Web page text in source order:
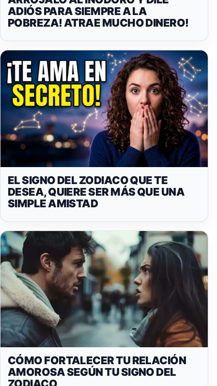
ADIÓS PARA SIEMPRE A LA
POBREZA! ATRAE MUCHO DINERO!
EL SIGNO DEL ZODIACO QUE TE
DESEA, QUIERE SER MÁS QUE UNA
SIMPLE AMISTAD
CÓMO FORTALECER TU RELACIÓN
AMOROSA SEGÚN TU SIGNO DEL